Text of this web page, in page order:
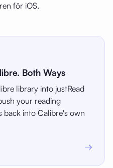
för iOS.
Both Ways
library into justRead
your reading
back into Calibre's own
→